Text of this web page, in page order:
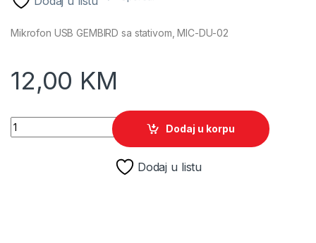
Mikrofon USB GEMBIRD sa stativom, MIC-DU-02
12,00 KM
Mikrofon USB GEMBIRD sa stativom, MIC-DU-02 quantity
Dodaj u korpu
Dodaj u listu